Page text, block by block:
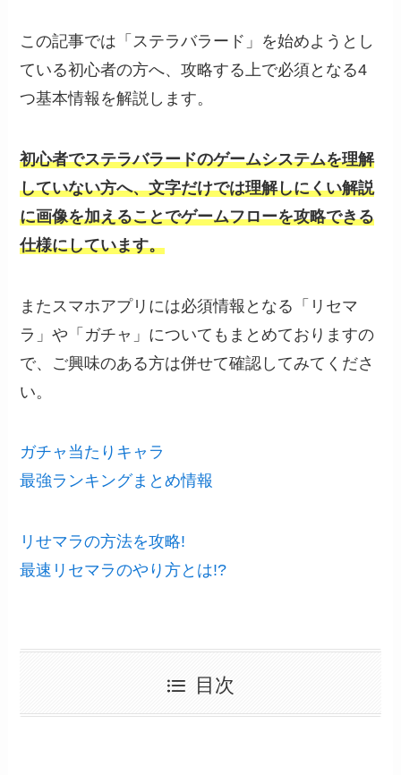
この記事では「ステラバラード」を始めようとし
ている初心者の方へ、攻略する上で必須となる4
つ基本情報を解説します。
初心者でステラバラードのゲームシステムを理解
していない方へ、文字だけでは理解しにくい解説
に画像を加えることでゲームフローを攻略できる
仕様にしています。
またスマホアプリには必須情報となる「リセマ
ラ」や「ガチャ」についてもまとめておりますの
で、ご興味のある方は併せて確認してみてくださ
い。
ガチャ当たりキャラ
最強ランキングまとめ情報
リせマラの方法を攻略!
最速リセマラのやり方とは!?
目次